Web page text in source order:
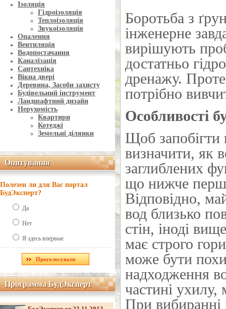
Ізоляція
Гідроізоляція
Теплоізоляція
Звукоізоляція
Опалення
Вентиляція
Водопостачання
Каналізація
Сантехніка
Вікна двері
Деревина, Засоби захисту
Будівельний інструмент
Ландшафтний дизайн
Нерухомість
Квартири
Котеджі
Земельні ділянки
Опитування
Опитування
Полезен ли для Вас портал
БудЭксперт?
Да
Нет
Я здесь впервые
Программа БудЭксперт
Программа БудЭксперт
Боротьба з
інженерне
вирішують
достатньо
дренажу.
потрібно
Особливості
Щоб запобігти
визначити, як
заглиблених
що нижче
Відповідно,
вод близько
стін, іноді
має строго
може бути
надходження
частині ухилу,
При вибиранні